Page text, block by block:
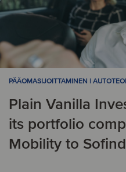
PÄÄOMASIJOITTAMINEN |
Plain Vanilla
its portfolio
Mobility to